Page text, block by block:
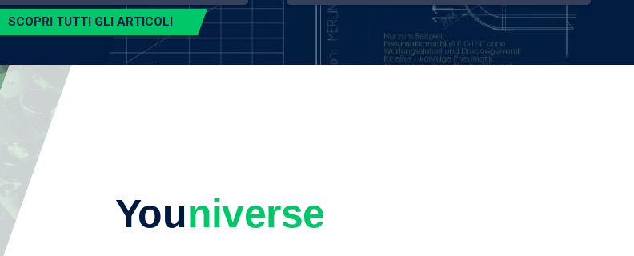
SCOPRI TUTTI GLI ARTICOLI
Youniverse